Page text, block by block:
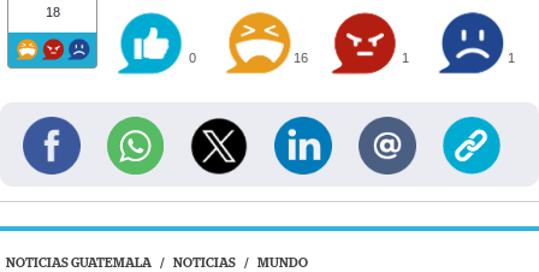
18
0 16 1 1
NOTICIAS GUATEMALA / NOTICIAS / MUNDO